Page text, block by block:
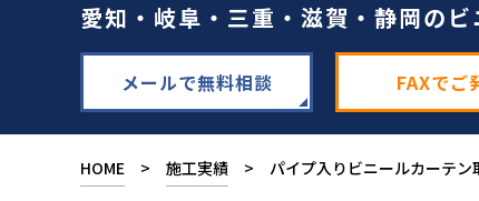
愛知・岐阜・三重・滋賀・静岡の
メールで無料相談 FAXでご
HOME > 施工実績 > パイプ入りビニールカーテン